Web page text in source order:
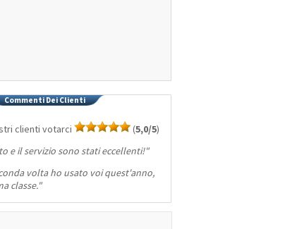
Commenti Dei Clienti
clienti votarci (5,0/5)
e il servizio sono stati eccellenti!"
volta ho usato voi quest'anno,
classe."